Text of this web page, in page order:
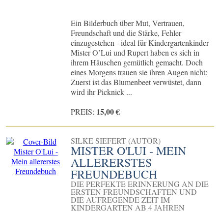
Ein Bilderbuch über Mut, Vertrauen,
Freundschaft und die Stärke, Fehler
einzugestehen - ideal für Kindergartenkinder
Mister O’Lui und Rupert haben es sich in
ihrem Häuschen gemütlich gemacht. Doch
eines Morgens trauen sie ihren Augen nicht:
Zuerst ist das Blumenbeet verwüstet, dann
wird ihr Picknick ...
PREIS: 15,00 €
SILKE SIEFERT (AUTOR)
MISTER O'LUI - MEIN
ALLERERSTES
FREUNDEBUCH
DIE PERFEKTE ERINNERUNG AN DIE
ERSTEN FREUNDSCHAFTEN UND
DIE AUFREGENDE ZEIT IM
KINDERGARTEN AB 4 JAHREN